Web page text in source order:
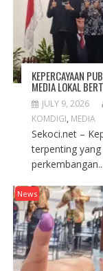
KEPERCAYAAN
MEDIA LOKAL
JULY 9, 2026
KOMDIGI, MEDIA
Sekoci.net –
terpenting
perkembangan...
News